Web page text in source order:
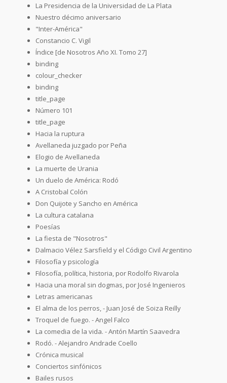
La Presidencia de la Universidad de La Plata
Nuestro décimo aniversario
"Inter-América"
Constancio C. Vigil
Índice [de Nosotros Año XI. Tomo 27]
binding
colour_checker
binding
title_page
Número 101
title_page
Hacia la ruptura
Avellaneda juzgado por Peña
Elogio de Avellaneda
La muerte de Urania
Un duelo de América: Rodó
A Cristobal Colón
Don Quijote y Sancho en América
La cultura catalana
Poesías
La fiesta de "Nosotros"
Dalmacio Vélez Sarsfield y el Código Civil Argentino
Filosofía y psicología
Filosofía, política, historia, por Rodolfo Rivarola
Hacia una moral sin dogmas, por José Ingenieros
Letras americanas
El alma de los perros, - Juan José de Soiza Reilly
Troquel de fuego. - Angel Falco
La comedia de la vida. - Antón Martín Saavedra
Rodó. - Alejandro Andrade Coello
Crónica musical
Conciertos sinfónicos
Bailes rusos